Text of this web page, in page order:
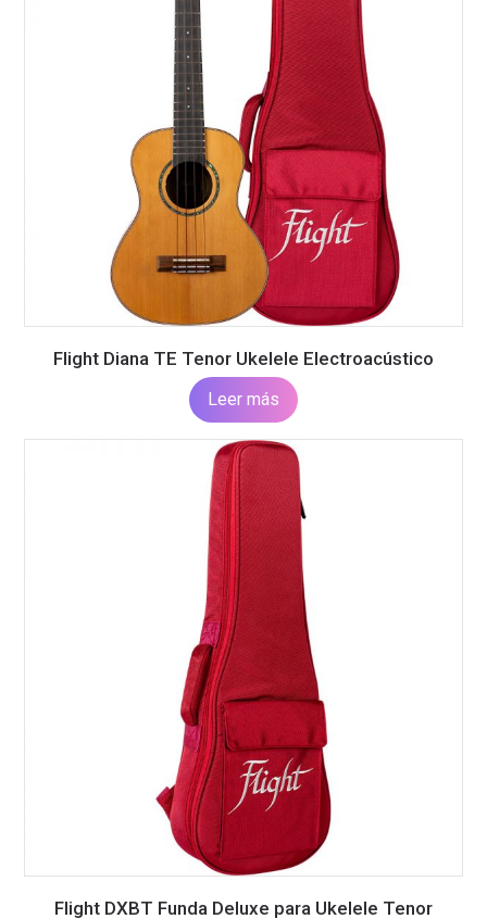
Flight Diana TE Tenor Ukelele Electroacústico
Leer más
Flight DXBT Funda Deluxe para Ukelele Tenor